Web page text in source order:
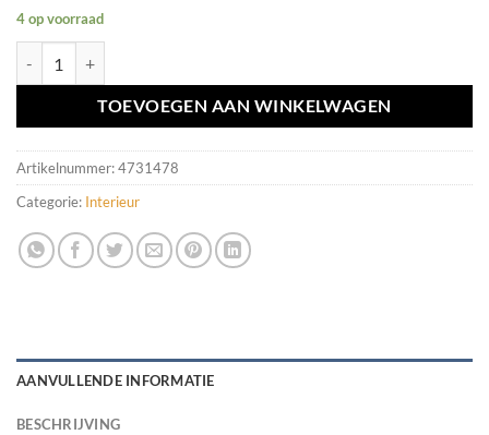
4 op voorraad
TOEVOEGEN AAN WINKELWAGEN
Artikelnummer:4731478
Categorie: Interieur
AANVULLENDE INFORMATIE
BESCHRIJVING